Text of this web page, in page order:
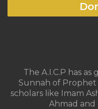
The A.I.C.P has
Sunnah of
scholars like Imam
Ahmad and